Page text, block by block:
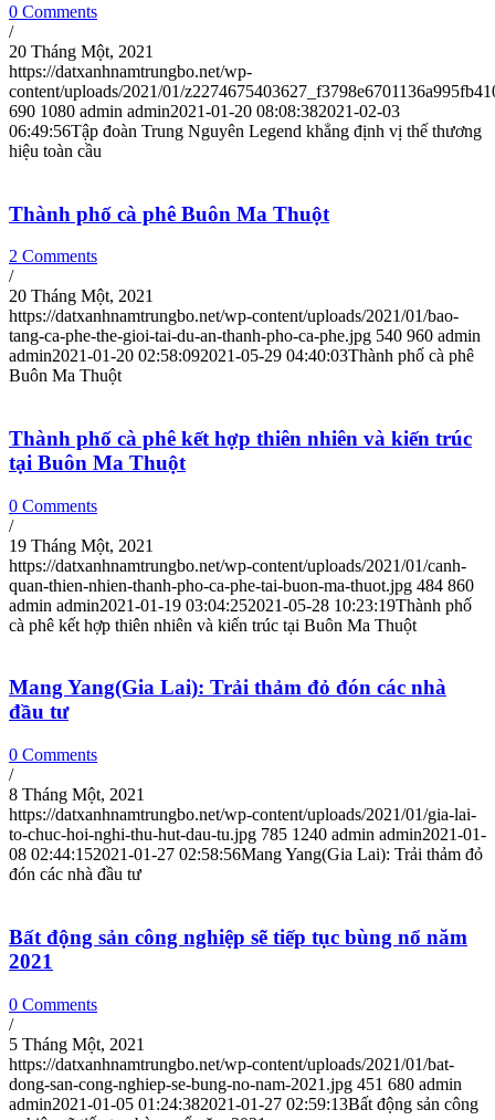
0 Comments
/
20 Tháng Một, 2021
https://datxanhnamtrungbo.net/wp-
content/uploads/2021/01/
690 1080 admin admin2021-01-20 08:08:382021-02-03
06:49:56Tập đoàn Trung Nguyên Legend khẳng định vị thế thương
hiệu toàn cầu
Thành phố cà phê Buôn Ma Thuột
2 Comments
/
20 Tháng Một, 2021
https://datxanhnamtrungbo.net/wp-content/uploads/2021/01/bao-
tang-ca-phe-the-gioi-tai-du-an-thanh-pho-ca-phe.jpg 540 960 admin
admin2021-01-20 02:58:092021-05-29 04:40:03Thành phố cà phê
Buôn Ma Thuột
Thành phố cà phê kết hợp thiên nhiên và kiến trúc
tại Buôn Ma Thuột
0 Comments
/
19 Tháng Một, 2021
https://datxanhnamtrungbo.net/wp-content/uploads/2021/01/canh-
quan-thien-nhien-thanh-pho-ca-phe-tai-buon-ma-thuot.jpg 484 860
admin admin2021-01-19 03:04:252021-05-28 10:23:19Thành phố
cà phê kết hợp thiên nhiên và kiến trúc tại Buôn Ma Thuột
Mang Yang(Gia Lai): Trải thảm đỏ đón các nhà
đầu tư
0 Comments
/
8 Tháng Một, 2021
https://datxanhnamtrungbo.net/wp-content/uploads/2021/01/gia-lai-
to-chuc-hoi-nghi-thu-hut-dau-tu.jpg 785 1240 admin admin2021-01-
08 02:44:152021-01-27 02:58:56Mang Yang(Gia Lai): Trải thảm đỏ
đón các nhà đầu tư
Bất động sản công nghiệp sẽ tiếp tục bùng nổ năm
2021
0 Comments
/
5 Tháng Một, 2021
https://datxanhnamtrungbo.net/wp-content/uploads/2021/01/bat-
dong-san-cong-nghiep-se-bung-no-nam-2021.jpg 451 680 admin
admin2021-01-05 01:24:382021-01-27 02:59:13Bất động sản công